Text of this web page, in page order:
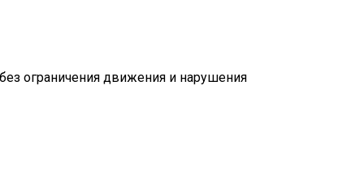
ограничения движения и нарушения